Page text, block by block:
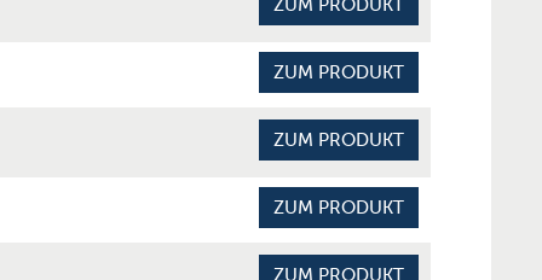
ZUM PRODUKT
ZUM PRODUKT
ZUM PRODUKT
ZUM PRODUKT
ZUM PRODUKT